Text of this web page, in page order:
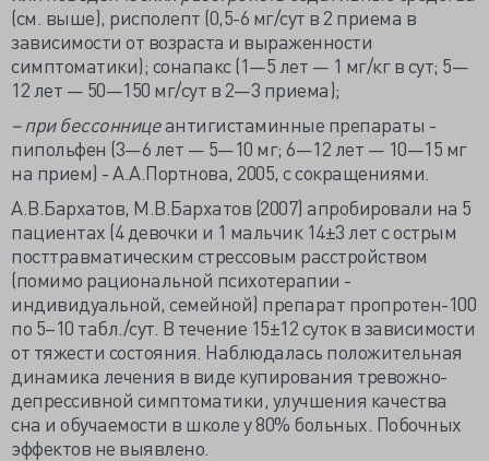
(см. выше), рисполепт (0,5-6 мг/сут в 2 приема в
зависимости от возраста и выраженности
симптоматики); сонапакс (1—5 лет — 1 мг/кг в сут; 5—
12 лет — 50—150 мг/сут в 2—3 приема);
– при бессонницеантигистаминные препараты -
пипольфен (3—6 лет — 5—10 мг; 6—12 лет — 10—15 мг
на прием) - А.А.Портнова, 2005, с сокращениями.
А.В.Бархатов, М.В.Бархатов (2007) апробировали на 5
пациентах (4 девочки и 1 мальчик 14±3 лет с острым
посттравматическим стрессовым расстройством
(помимо рациональной психотерапии -
индивидуальной, семейной) препарат пропротен-100
по 5–10 табл./сут. В течение 15±12 суток в зависимости
от тяжести состояния. Наблюдалась положительная
динамика лечения в виде купирования тревожно-
депрессивной симптоматики, улучшения качества
сна и обучаемости в школе у 80% больных. Побочных
эффектов не выявлено.